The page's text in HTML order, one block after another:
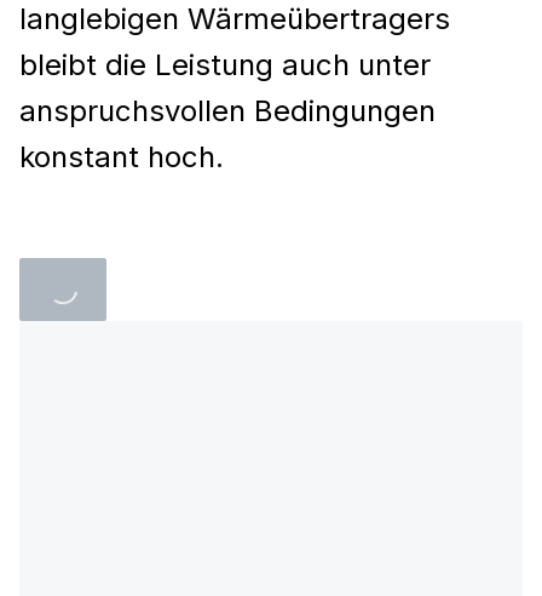
langlebigen Wärmeübertragers
bleibt die Leistung auch unter
anspruchsvollen Bedingungen
konstant hoch.